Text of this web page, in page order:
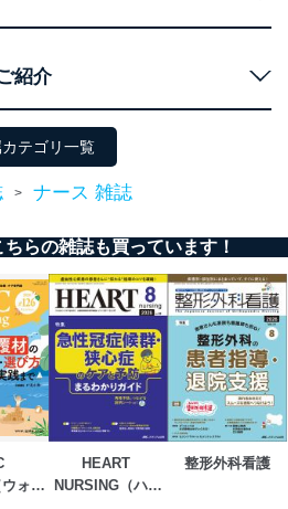
サービス
伸一郎
個人情報の利用目的は次のとお
利用目的
商品代金回収のため
ス、キャンペーン等の広告の案内
のため
個人が特定できない形で取得した
閲覧履歴や購買履歴等の情報を分
析して、趣味・嗜好に
応じた新商品・サービスに関する
広告のため
お問い合わせ対応、トラブル対
処、オペレーター教育など応対品
質向上のため
カスタマーQ＆Aサイトの投稿内容
紹介
テゴリ一覧
> ナース 雑誌
らの雑誌も買っています！
ォッ
HEART
NURSING（ハー
整形外科看護